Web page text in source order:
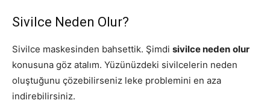
Sivilce Neden Olur?
Sivilce maskesinden bahsettik. Şimdi sivilce neden olur
konusuna göz atalım. Yüzünüzdeki sivilcelerin neden
oluştuğunu çözebilirseniz leke problemini en aza
indirebilirsiniz.